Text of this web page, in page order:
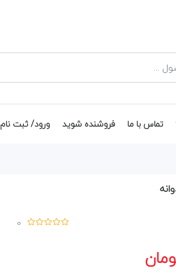
تماس با ما فروشنده شوید ورود/ ثبت نام
0